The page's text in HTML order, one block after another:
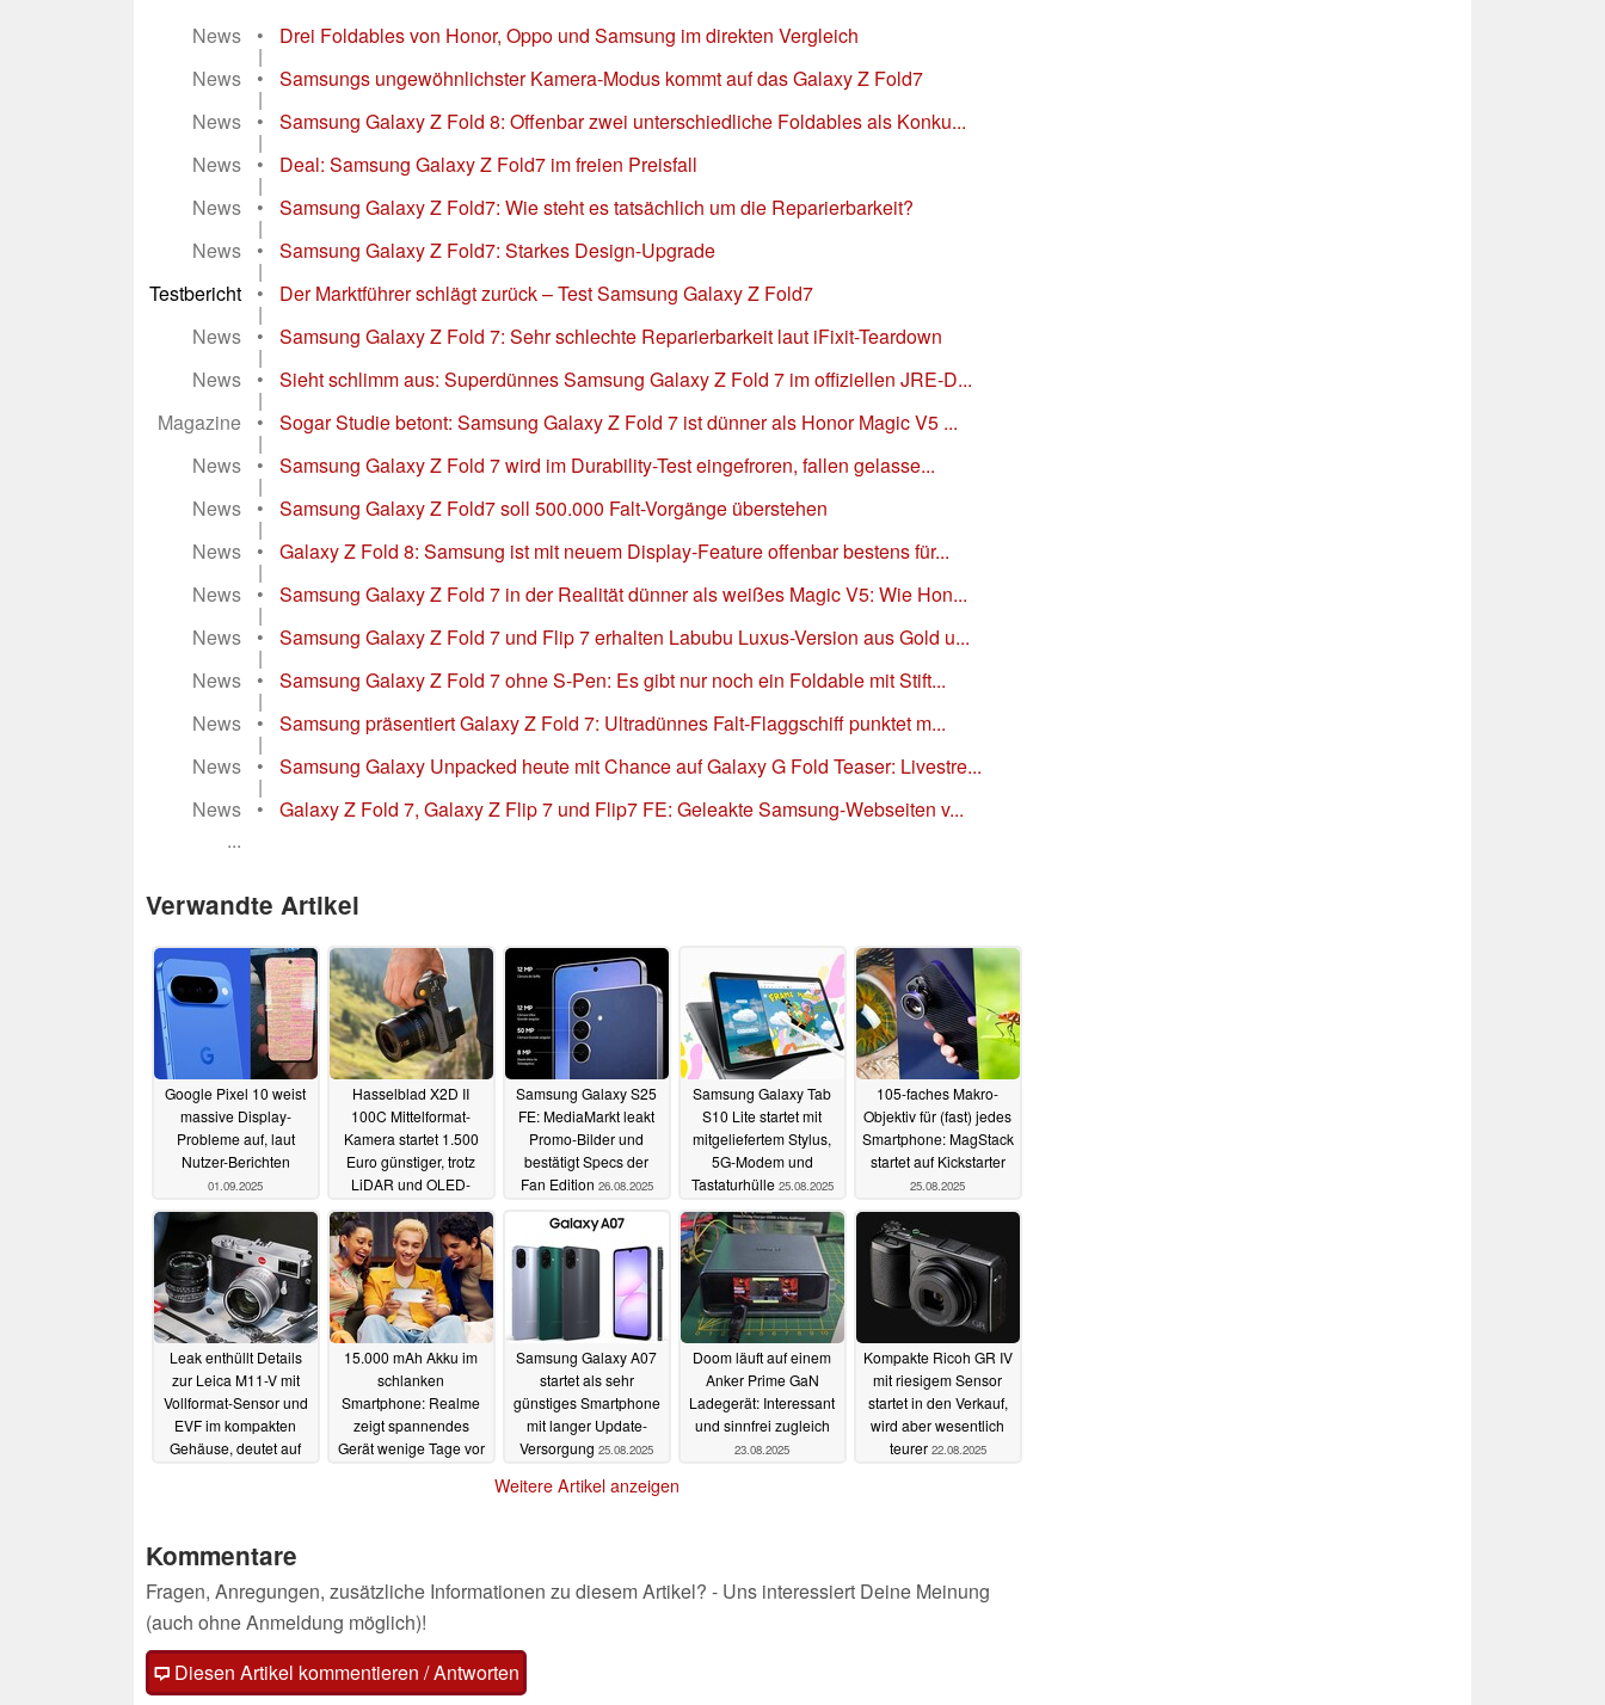
News
• Drei Foldables von Honor, Oppo und Samsung im direkten Vergleich
|
News
• Samsungs ungewöhnlichster Kamera-Modus kommt auf das Galaxy Z Fold7
|
News
• Samsung Galaxy Z Fold 8: Offenbar zwei unterschiedliche Foldables als Konku...
|
News
• Deal: Samsung Galaxy Z Fold7 im freien Preisfall
|
News
• Samsung Galaxy Z Fold7: Wie steht es tatsächlich um die Reparierbarkeit?
|
News
• Samsung Galaxy Z Fold7: Starkes Design-Upgrade
|
Testbericht
• Der Marktführer schlägt zurück – Test Samsung Galaxy Z Fold7
|
News
• Samsung Galaxy Z Fold 7: Sehr schlechte Reparierbarkeit laut iFixit-Teardown
|
News
• Sieht schlimm aus: Superdünnes Samsung Galaxy Z Fold 7 im offiziellen JRE-D...
|
Magazine
• Sogar Studie betont: Samsung Galaxy Z Fold 7 ist dünner als Honor Magic V5 ...
|
News
• Samsung Galaxy Z Fold 7 wird im Durability-Test eingefroren, fallen gelasse...
|
News
• Samsung Galaxy Z Fold7 soll 500.000 Falt-Vorgänge überstehen
|
News
• Galaxy Z Fold 8: Samsung ist mit neuem Display-Feature offenbar bestens für...
|
News
• Samsung Galaxy Z Fold 7 in der Realität dünner als weißes Magic V5: Wie Hon...
|
News
• Samsung Galaxy Z Fold 7 und Flip 7 erhalten Labubu Luxus-Version aus Gold u...
|
News
• Samsung Galaxy Z Fold 7 ohne S-Pen: Es gibt nur noch ein Foldable mit Stift...
|
News
• Samsung präsentiert Galaxy Z Fold 7: Ultradünnes Falt-Flaggschiff punktet m...
|
News
• Samsung Galaxy Unpacked heute mit Chance auf Galaxy G Fold Teaser: Livestre...
|
News
•
Galaxy Z Fold 7, Galaxy Z Flip 7 und Flip7 FE: Geleakte Samsung-Webseiten v...
...
Verwandte Artikel
Google Pixel 10 weist
massive Display-
Probleme auf, laut
Nutzer-Berichten
01.09.2025
Hasselblad X2D II
100C Mittelformat-
Kamera startet 1.500
Euro günstiger, trotz
LiDAR und OLED-
26.08.2025
Samsung Galaxy S25
FE: MediaMarkt leakt
Promo-Bilder und
bestätigt Specs der
Fan Edition 26.08.2025
Samsung Galaxy Tab
S10 Lite startet mit
mitgeliefertem Stylus,
5G-Modem und
Tastaturhülle 25.08.2025
105-faches Makro-
Objektiv für (fast) jedes
Smartphone: MagStack
startet auf Kickstarter
25.08.2025
Leak enthüllt Details
zur Leica M11-V mit
Vollformat-Sensor und
EVF im kompakten
Gehäuse, deutet auf
15.000 mAh Akku im
schlanken
Smartphone: Realme
zeigt spannendes
Gerät wenige Tage vor
Samsung Galaxy A07
startet als sehr
günstiges Smartphone
mit langer Update-
Versorgung 25.08.2025
Doom läuft auf einem
Anker Prime GaN
Ladegerät: Interessant
und sinnfrei zugleich
23.08.2025
Kompakte Ricoh GR IV
mit riesigem Sensor
startet in den Verkauf,
wird aber wesentlich
teurer 22.08.2025
Weitere Artikel anzeigen
Kommentare
Fragen, Anregungen, zusätzliche Informationen zu diesem Artikel? - Uns interessiert Deine Meinung
(auch ohne Anmeldung möglich)!
Diesen Artikel kommentieren / Antworten